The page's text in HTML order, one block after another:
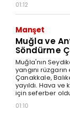
01:12
Manşet
Muğla ve
Söndürme
Muğla'nın
yangını
Çanakkale,
yayıldı. Hava
için seferber
01:10